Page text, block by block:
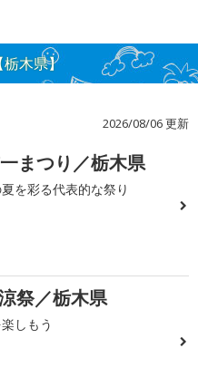
木県】
2026/08/06 更新
まつり／栃木県
を彩る代表的な祭り
祭／栃木県
しもう